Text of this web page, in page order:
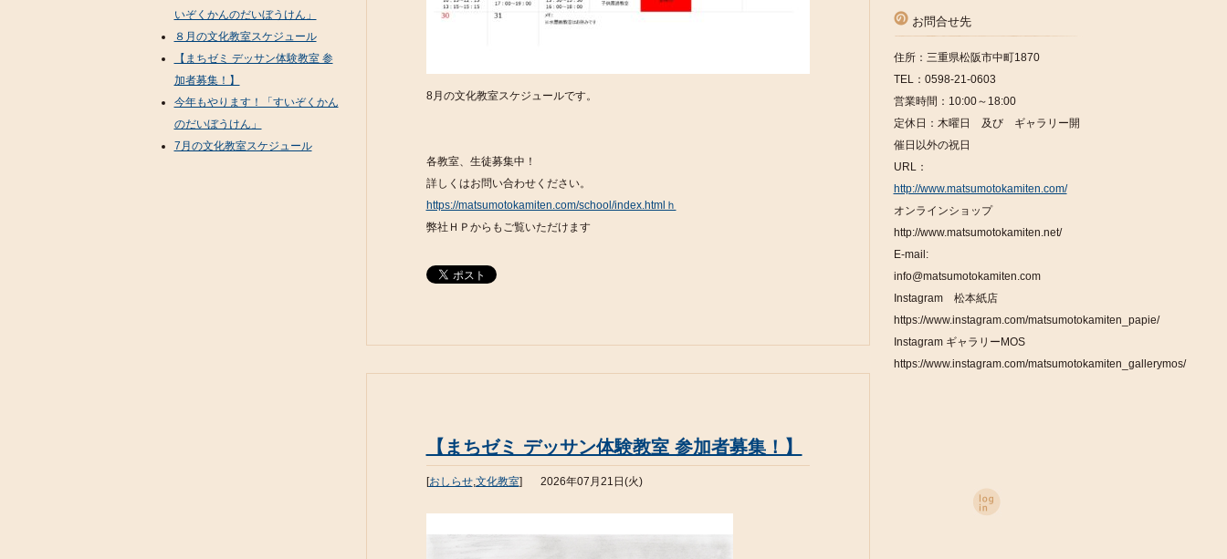
8月の文化教室スケジュールです。
各教室、生徒募集中！
詳しくはお問い合わせください。
https://matsumotokamiten.com/school/index.htmlｈ
弊社ＨＰからもご覧いただけます
【まちゼミ デッサン体験教室 参加者募集！】
[おしらせ,文化教室] 2026年07月21日(火)
いぞくかんのだいぼうけん」
８月の文化教室スケジュール
【まちゼミ デッサン体験教室 参
加者募集！】
今年もやります！「すいぞくかん
のだいぼうけん」
7月の文化教室スケジュール
お問合せ先
住所：三重県松阪市中町1870
TEL：0598-21-0603
営業時間：10:00～18:00
定休日：木曜日 及び ギャラリー開
催日以外の祝日
URL：
http://www.matsumotokamiten.com/
オンラインショップ
http://www.matsumotokamiten.net/
E-mail:
info@matsumotokamiten.com
Instagram 松本紙店
https://www.instagram.com/matsumotokamiten_papie/
Instagram ギャラリーMOS
https://www.instagram.com/matsumotokamiten_gallerymos/